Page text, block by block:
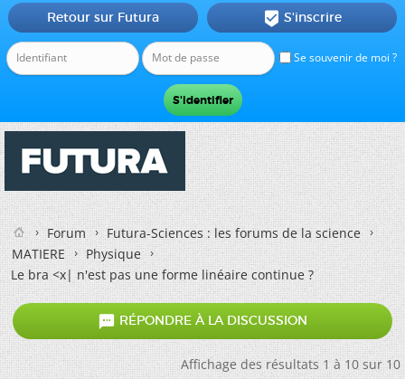
Se souvenir de moi ?
Retour sur Futura  S'inscrire
Forum
Futura-Sciences : les forums de la science
MATIERE
Physique
Le bra <x| n'est pas une forme linéaire continue ?
 RÉPONDRE À LA DISCUSSION
Affichage des résultats 1 à 10 sur 10